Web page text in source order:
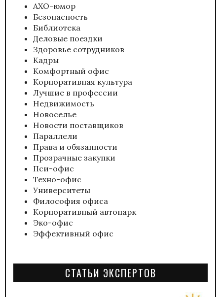
АХО-юмор
Безопасность
Библиотека
Деловые поездки
Здоровье сотрудников
Кадры
Комфортный офис
Корпоративная культура
Лучшие в профессии
Недвижимость
Новоселье
Новости поставщиков
Параллели
Права и обязанности
Прозрачные закупки
Пси-офис
Техно-офис
Университеты
Философия офиса
Корпоративный автопарк
Эко-офис
Эффективный офис
СТАТЬИ ЭКСПЕРТОВ